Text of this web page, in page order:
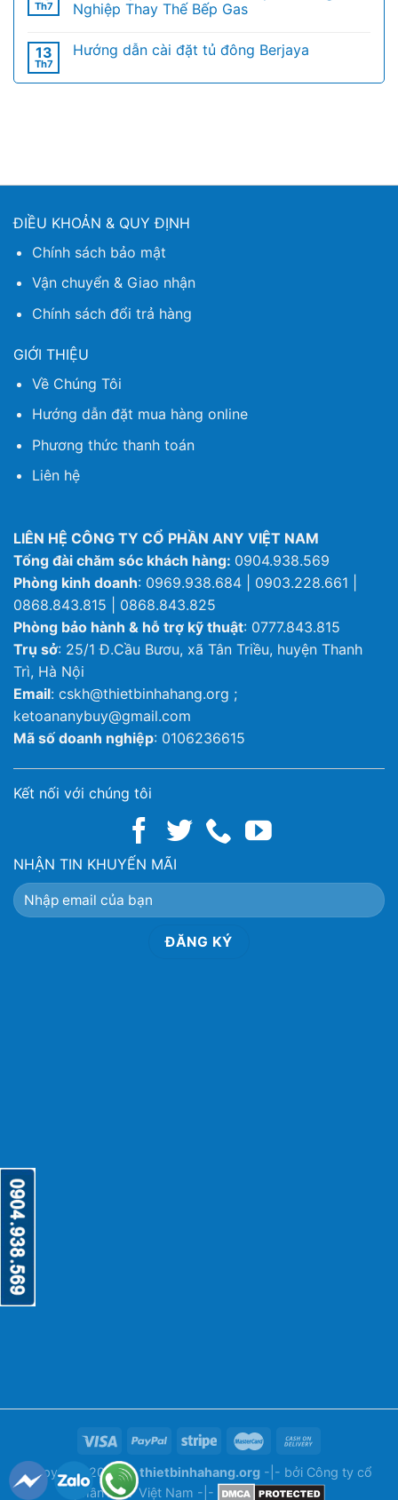
Th7
Nghiệp Thay Thế Bếp Gas
13
Th7
Hướng dẫn cài đặt tủ đông Berjaya
ĐIỀU KHOẢN & QUY ĐỊNH
Chính sách bảo mật
Vận chuyển & Giao nhận
Chính sách đổi trả hàng
GIỚI THIỆU
Về Chúng Tôi
Hướng dẫn đặt mua hàng online
Phương thức thanh toán
Liên hệ
LIÊN HỆ CÔNG TY CỔ PHẦN ANY VIỆT NAM
Tổng đài chăm sóc khách hàng: 0904.938.569
Phòng kinh doanh: 0969.938.684 | 0903.228.661 |
0868.843.815 | 0868.843.825
Phòng bảo hành & hỗ trợ kỹ thuật: 0777.843.815
Trụ sở: 25/1 Đ.Cầu Bươu, xã Tân Triều, huyện Thanh
Trì, Hà Nội
Email: cskh@thietbinhahang.org ;
ketoananybuy@gmail.com
Mã số doanh nghiệp: 0106236615
Kết nối với chúng tôi
NHẬN TIN KHUYẾN MÃI
Copyright 2026 ©thietbinhahang.org -|- bởi Công ty cổ
phần ANY Việt Nam -|-